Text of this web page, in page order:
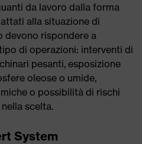
da lavoro dalla forma
alla situazione di
devono rispondere a
di operazioni: interventi di
pesanti, esposizione
oleose o umide,
o possibilità di rischi
scelta.
System